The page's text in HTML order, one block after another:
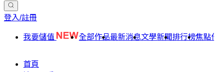
登入/註冊
我要儲值 全部作品最新消息文學新聞排行榜焦點
首頁